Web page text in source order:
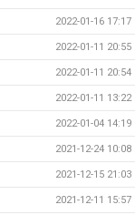
2022-01-16 17:17
2022-01-11 20:55
2022-01-11 20:54
2022-01-11 13:22
2022-01-04 14:19
2021-12-24 10:08
2021-12-15 21:03
2021-12-11 15:57